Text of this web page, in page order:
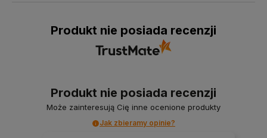
Produkt nie posiada recenzji
Produkt nie posiada recenzji
Może zainteresują Cię inne ocenione produkty
Jak zbieramy opinie?